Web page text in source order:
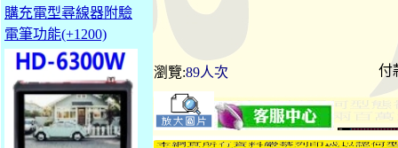
購充電型尋線器附驗
電筆功能(+1200)
瀏覽:89人次 付